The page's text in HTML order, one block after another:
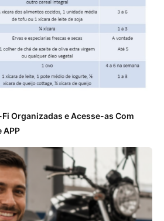
Organizadas e Acesse-as Com
APP